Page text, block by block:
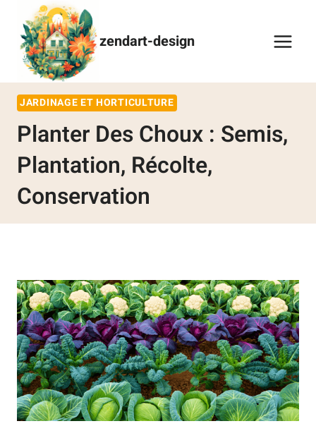
zendart-design
JARDINAGE ET HORTICULTURE
Planter Des Choux : Semis,
Plantation, Récolte,
Conservation